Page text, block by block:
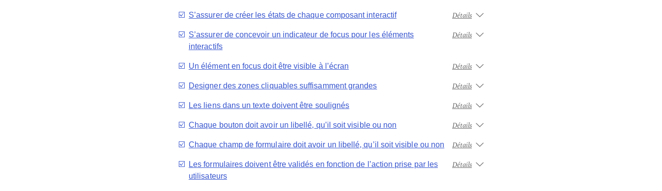
☑️ S’assurer de créer les états de chaque composant interactif Détails
☑️ S’assurer de concevoir un indicateur de focus pour les éléments
interactifs
Détails
☑️ Un élément en focus doit être visible à l’écran Détails
☑️ Designer des zones cliquables suffisamment grandes Détails
☑️ Les liens dans un texte doivent être soulignés Détails
☑️ Chaque bouton doit avoir un libellé, qu’il soit visible ou non Détails
☑️ Chaque champ de formulaire doit avoir un libellé, qu’il soit visible ou non Détails
☑️
Les formulaires doivent être validés en fonction de l’action prise par les
utilisateurs
Détails